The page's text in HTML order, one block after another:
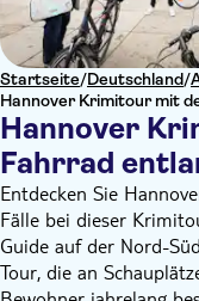
Startseite/Deutschland/
Hannover Krimitour mit
Hannover
Fahrrad
Entdecken Sie
Fälle bei dieser
Guide auf der Nord-
Tour, die an